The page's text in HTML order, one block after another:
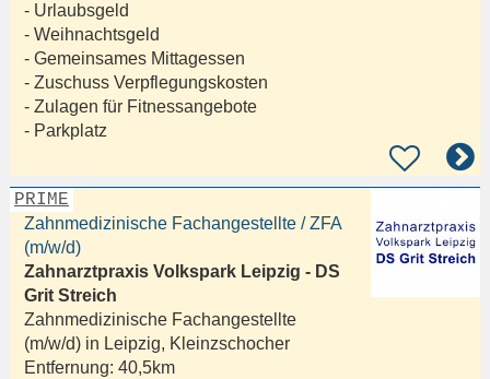
- Urlaubsgeld
- Weihnachtsgeld
- Gemeinsames Mittagessen
- Zuschuss Verpflegungskosten
- Zulagen für Fitnessangebote
- Parkplatz
PRIME
Zahnmedizinische Fachangestellte / ZFA
(m/w/d)
Zahnarztpraxis Volkspark Leipzig - DS
Grit Streich
Zahnmedizinische Fachangestellte
(m/w/d) in Leipzig, Kleinzschocher
Entfernung: 40,5km